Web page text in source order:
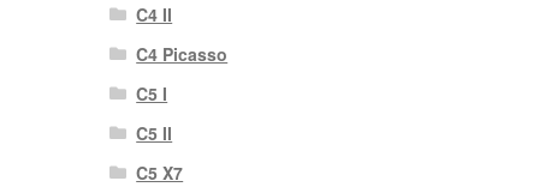
C4 II
C4 Picasso
C5 I
C5 II
C5 X7